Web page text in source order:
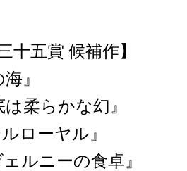
十五賞 候補作】
』
柔らかな幻』
ローヤル』
ルニーの食卓』